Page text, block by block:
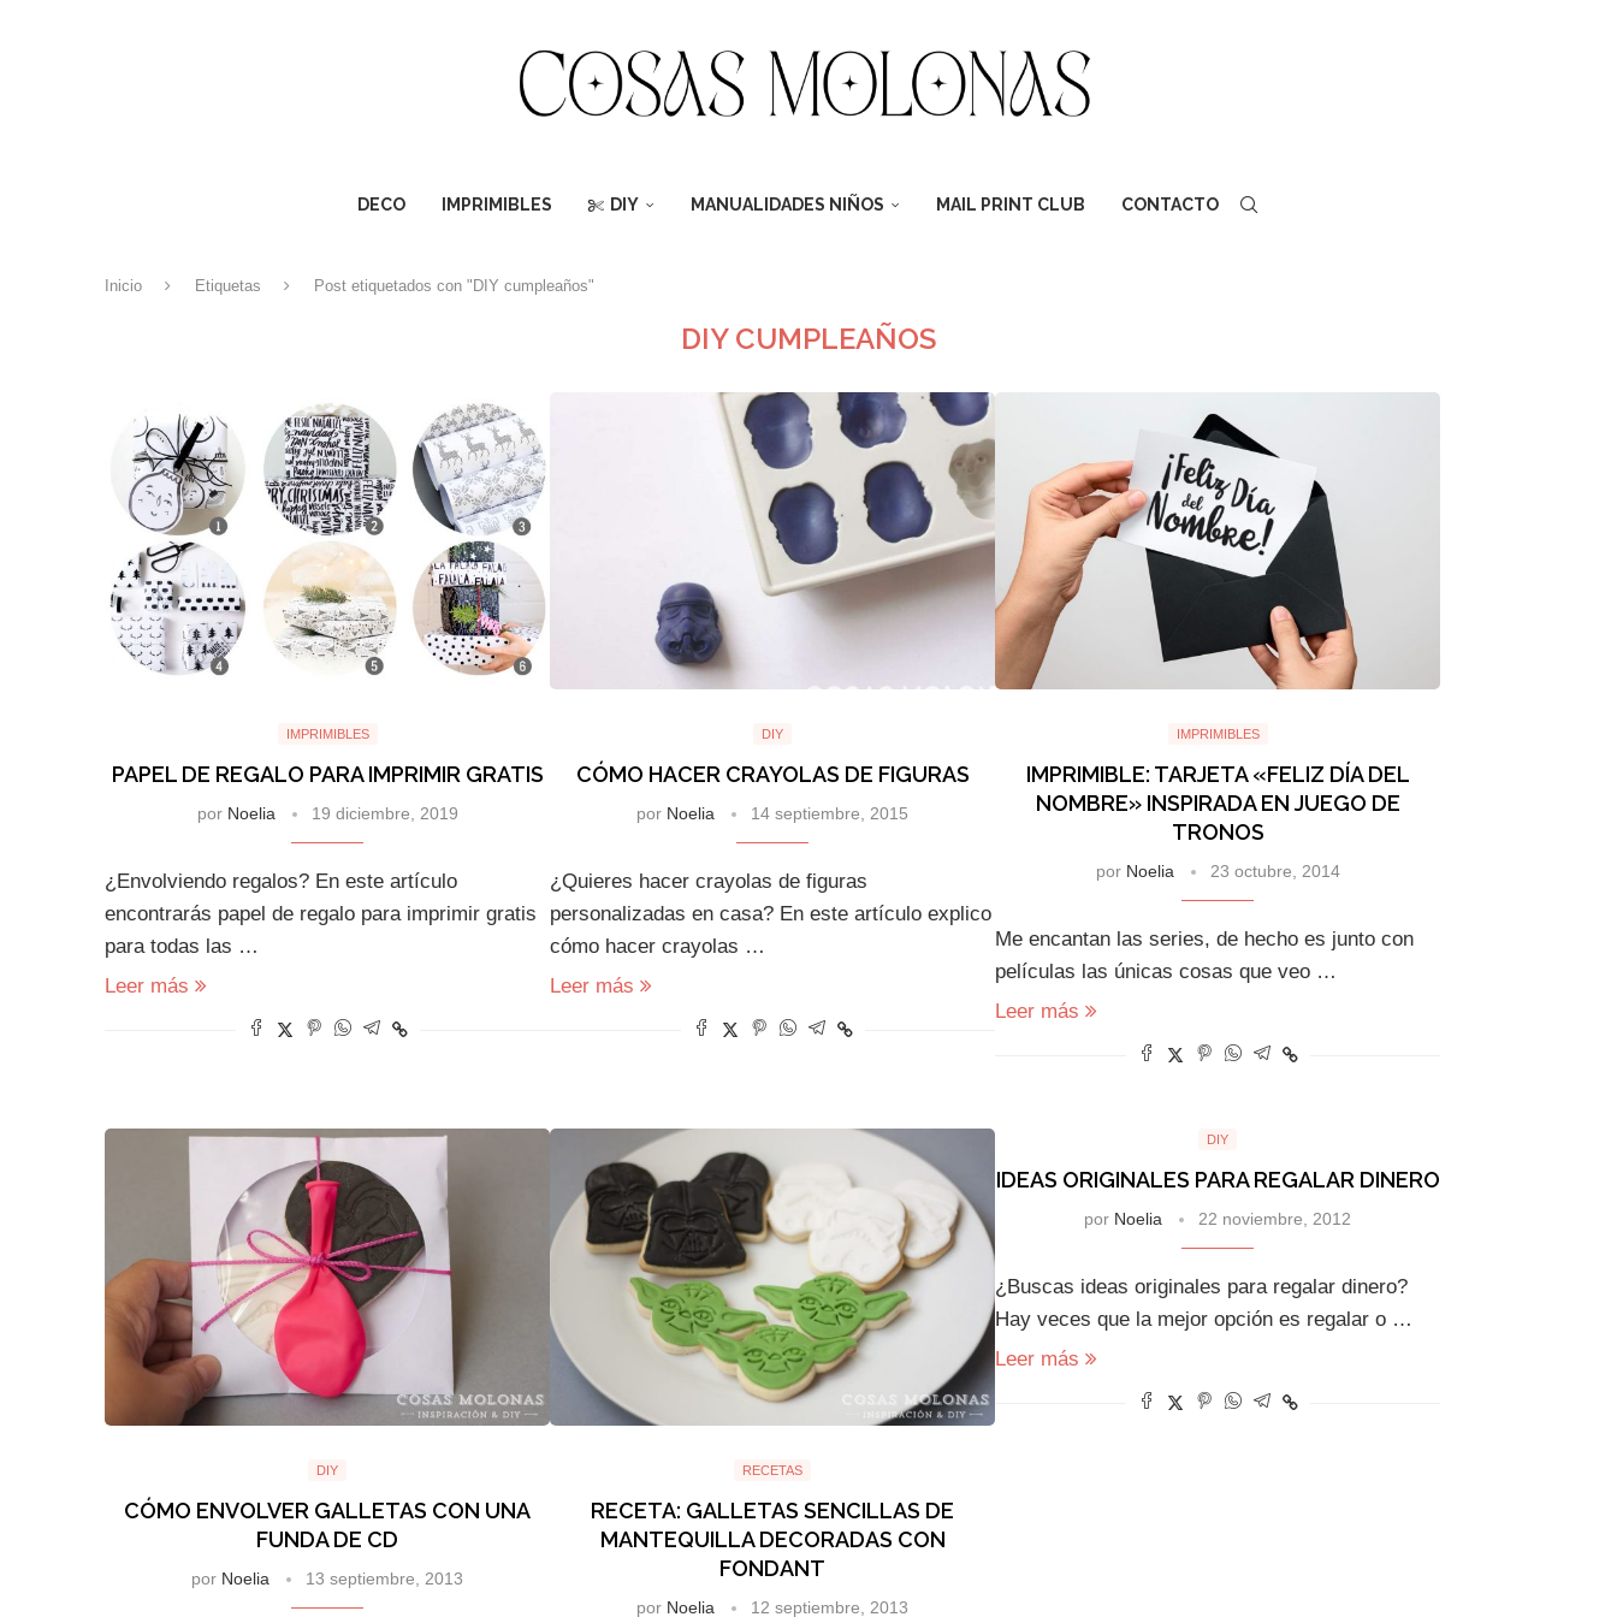
DECO IMPRIMIBLES DIY MANUALIDADES NIÑOS MAIL PRINT CLUB CONTACTO
Inicio Etiquetas Post etiquetados con "DIY cumpleaños"
DIY CUMPLEAÑOS
IMPRIMIBLES
PAPEL DE REGALO PARA IMPRIMIR GRATIS
por Noelia 19 diciembre, 2019
¿Envolviendo regalos? En este artículo
encontrarás papel de regalo para imprimir gratis
para todas las …
Leer más
DIY
CÓMO HACER CRAYOLAS DE FIGURAS
por Noelia 14 septiembre, 2015
¿Quieres hacer crayolas de figuras
personalizadas en casa? En este artículo explico
cómo hacer crayolas …
Leer más
IMPRIMIBLES
IMPRIMIBLE: TARJETA «FELIZ DÍA DEL
NOMBRE» INSPIRADA EN JUEGO DE
TRONOS
por Noelia 23 octubre, 2014
Me encantan las series, de hecho es junto con
películas las únicas cosas que veo …
Leer más
DIY
CÓMO ENVOLVER GALLETAS CON UNA
FUNDA DE CD
por Noelia 13 septiembre, 2013
RECETAS
RECETA: GALLETAS SENCILLAS DE
MANTEQUILLA DECORADAS CON
FONDANT
por Noelia 12 septiembre, 2013
DIY
IDEAS ORIGINALES PARA REGALAR DINERO
por Noelia 22 noviembre, 2012
¿Buscas ideas originales para regalar dinero?
Hay veces que la mejor opción es regalar o …
Leer más